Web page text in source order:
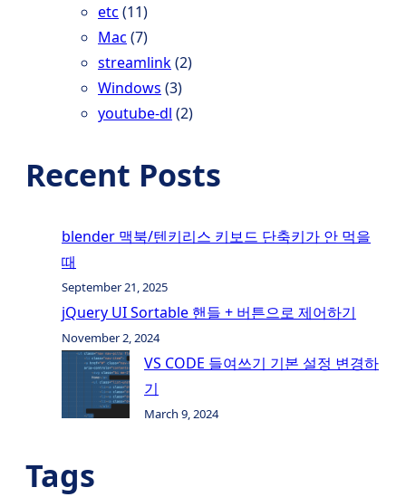
etc (11)
Mac (7)
streamlink(2)
Windows (3)
youtube-dl (2)
Recent Posts
blender 맥북/텐키리스 키보드 단축키가 안 먹을
때
September 21, 2025
jQuery UI Sortable 핸들 + 버튼으로 제어하기
November 2, 2024
VS CODE 들여쓰기 기본 설정 변경하
기
March 9, 2024
Tags